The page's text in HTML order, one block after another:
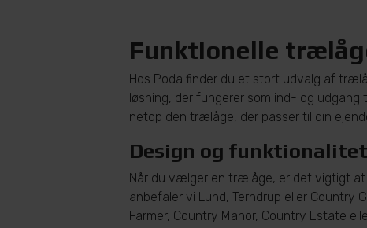
Funktionelle
Hos Poda finder du et stort udvalg af
løsning, der fungerer som ind- og
netop den trælåge, der passer til din
Design og
Når du vælger en trælåge, er det vigtigt at
anbefaler vi Lund, Terndrup eller
Farmer, Country Manor, Country Estate